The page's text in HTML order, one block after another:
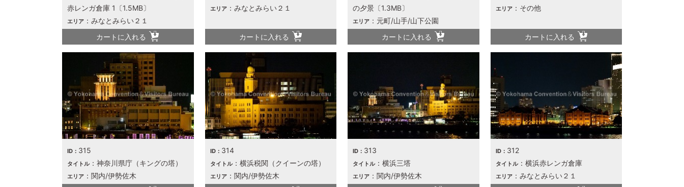
赤レンガ倉庫 1〔1.5MB〕
エリア ：みなとみらい２１
カートに入れる
エリア：みなとみらい２１
カートに入れる
の夕景〔1.3MB〕
エリア ：元町/山手/山下公園
カートに入れる
エリア：その他
カートに入れる
ID： 315
タイトル：神奈川県庁（キングの塔）
エリア ：関内/伊勢佐木
ID： 314
タイトル：横浜税関（クイーンの塔）
エリア：関内/伊勢佐木
ID： 313
タイトル：横浜三塔
エリア ：関内/伊勢佐木
ID： 312
タイトル：横浜赤レンガ倉庫
エリア：みなとみらい２１